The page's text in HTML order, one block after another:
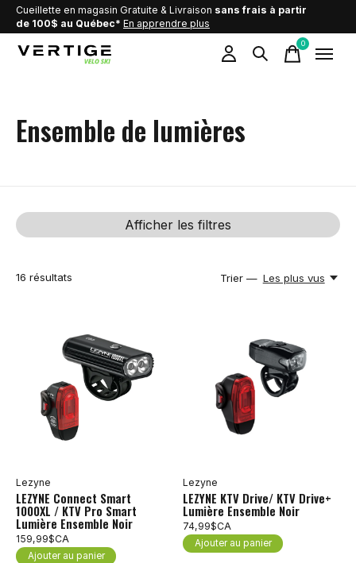
Cueillette en magasin Gratuite & Livraison sans frais à partir
de 100$ au Québec* En apprendre plus
0items
Ensemble de lumières
Afficher les filtres
16 résultats Trier — Les plus vus
Lezyne
LEZYNE Connect Smart
1000XL / KTV Pro Smart
Lumière Ensemble Noir
159,99$CA
Ajouter au panier
Lezyne
LEZYNE KTV Drive/ KTV Drive+
Lumière Ensemble Noir
74,99$CA
Ajouter au panier